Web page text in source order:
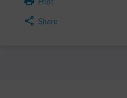
Share